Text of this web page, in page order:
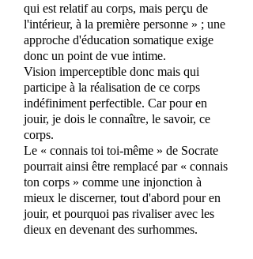
qui est relatif au corps, mais perçu de
l'intérieur, à la première personne » ; une
approche d'éducation somatique exige
donc un point de vue intime.
Vision imperceptible donc mais qui
participe à la réalisation de ce corps
indéfiniment perfectible. Car pour en
jouir, je dois le connaître, le savoir, ce
corps.
Le « connais toi toi-même » de Socrate
pourrait ainsi être remplacé par « connais
ton corps » comme une injonction à
mieux le discerner, tout d'abord pour en
jouir, et pourquoi pas rivaliser avec les
dieux en devenant des surhommes.